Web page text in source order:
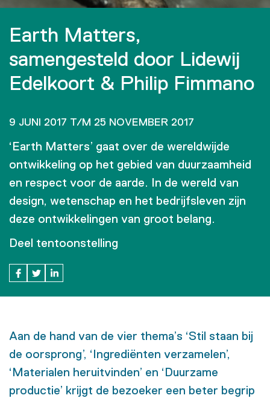
Earth Matters,
samengesteld door Lidewij
Edelkoort & Philip Fimmano
9 JUNI 2017 T/M 25 NOVEMBER 2017
‘Earth Matters’ gaat over de wereldwijde
ontwikkeling op het gebied van duurzaamheid
en respect voor de aarde. In de wereld van
design, wetenschap en het bedrijfsleven zijn
deze ontwikkelingen van groot belang.
Deel tentoonstelling
Aan de hand van de vier thema’s ‘Stil staan bij
de oorsprong’, ‘Ingrediënten verzamelen’,
‘Materialen heruitvinden’ en ‘Duurzame
productie’ krijgt de bezoeker een beter begrip